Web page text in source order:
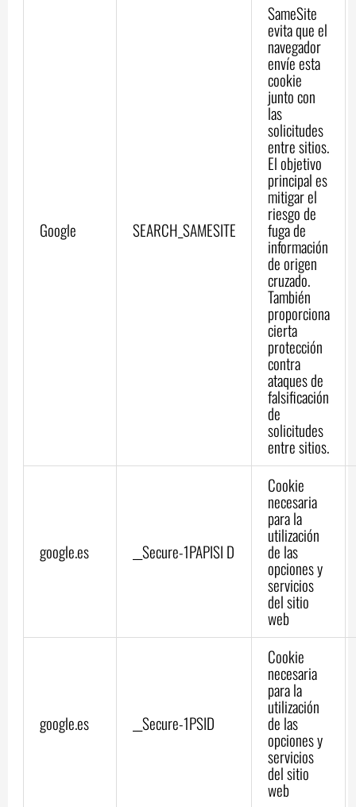
Google SEARCH_SAMESITE
SameSite
evita que el
navegador
envíe esta
cookie
junto con
las
solicitudes
entre sitios.
El objetivo
principal es
mitigar el
riesgo de
fuga de
información
de origen
cruzado.
También
proporciona
cierta
protección
contra
ataques de
falsificación
de
solicitudes
entre sitios.
google.es __Secure-1PAPISI D
Cookie
necesaria
para la
utilización
de las
opciones y
servicios
del sitio
web
google.es __Secure-1PSID
Cookie
necesaria
para la
utilización
de las
opciones y
servicios
del sitio
web